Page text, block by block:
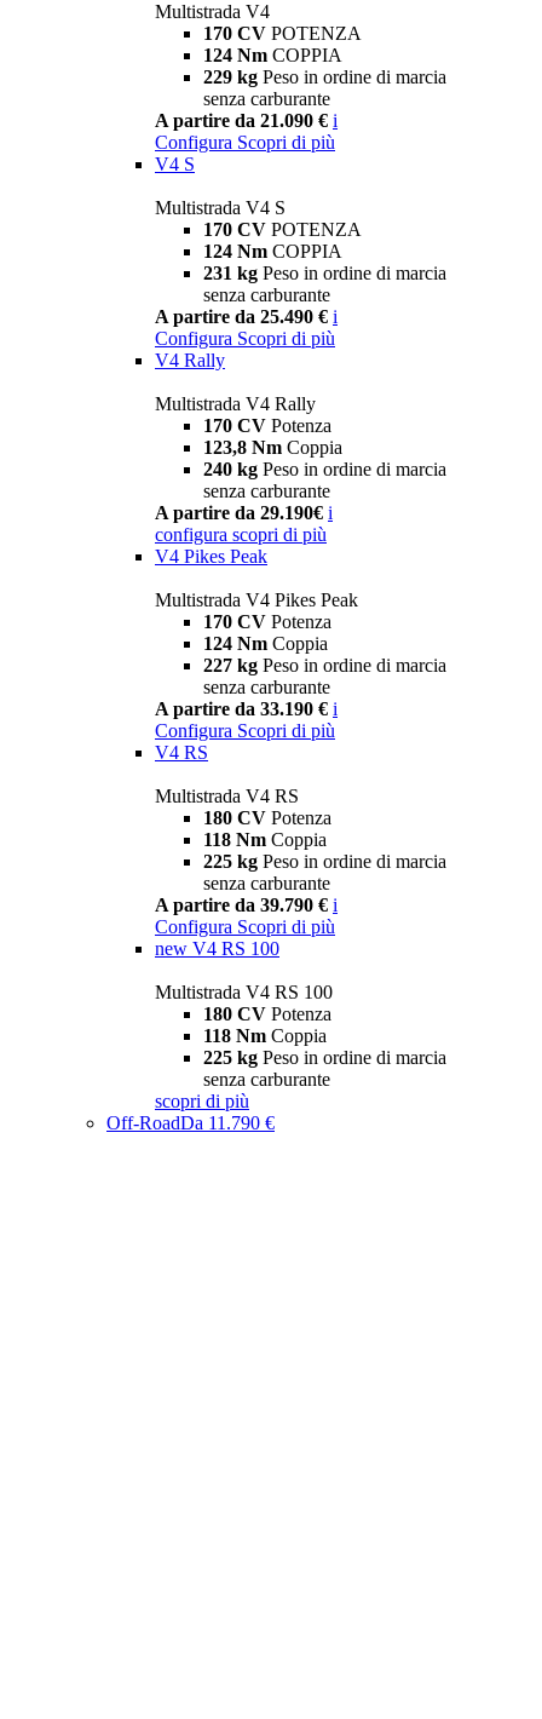
Multistrada V4
170 CV POTENZA
124 Nm COPPIA
229 kg Peso in ordine di marcia
senza carburante
A partire da 21.090 € i
Configura Scopri di più
V4 S
Multistrada V4 S
170 CV POTENZA
124 Nm COPPIA
231 kg Peso in ordine di marcia
senza carburante
A partire da 25.490 € i
Configura Scopri di più
V4 Rally
Multistrada V4 Rally
170 CV Potenza
123,8 Nm Coppia
240 kg Peso in ordine di marcia
senza carburante
A partire da 29.190€ i
configura scopri di più
V4 Pikes Peak
Multistrada V4 Pikes Peak
170 CV Potenza
124 Nm Coppia
227 kg Peso in ordine di marcia
senza carburante
A partire da 33.190 € i
Configura Scopri di più
V4 RS
Multistrada V4 RS
180 CV Potenza
118 Nm Coppia
225 kg Peso in ordine di marcia
senza carburante
A partire da 39.790 € i
Configura Scopri di più
new V4 RS 100
Multistrada V4 RS 100
180 CV Potenza
118 Nm Coppia
225 kg Peso in ordine di marcia
senza carburante
scopri di più
Off-RoadDa 11.790 €